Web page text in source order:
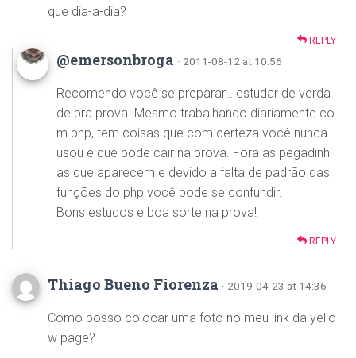
que dia-a-dia?
REPLY
@emersonbroga · 2011-08-12 at 10:56
Recomendo você se preparar… estudar de verda
de pra prova. Mesmo trabalhando diariamente co
m php, tem coisas que com certeza você nunca
usou e que pode cair na prova. Fora as pegadinh
as que aparecem e devido a falta de padrão das
funções do php você pode se confundir.
Bons estudos e boa sorte na prova!
REPLY
Thiago Bueno Fiorenza · 2019-04-23 at 14:36
Como posso colocar uma foto no meu link da yello
w page?